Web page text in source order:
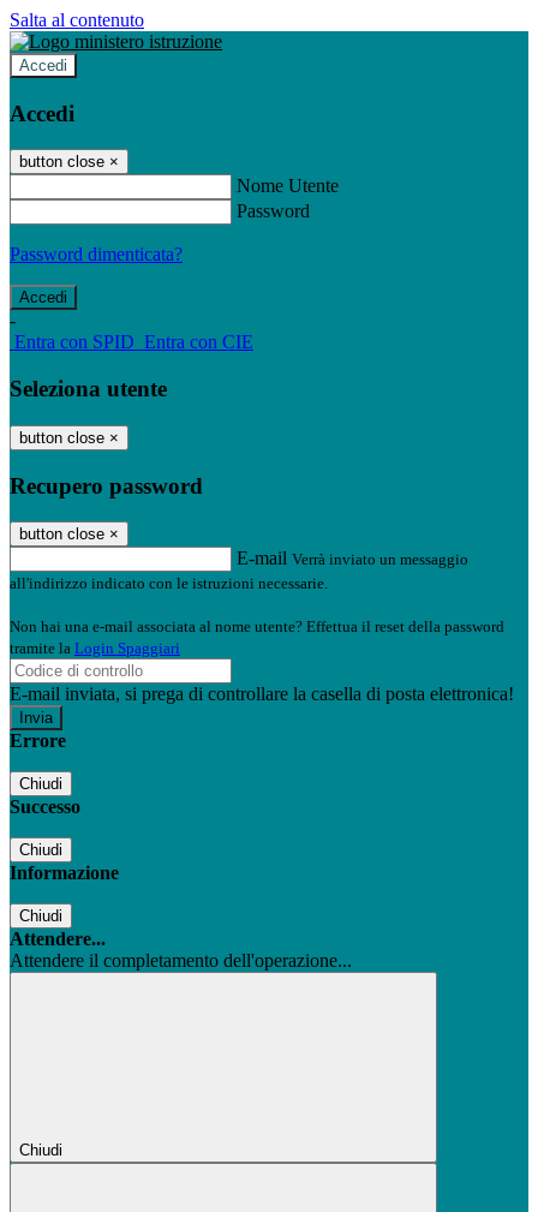
Salta al contenuto
Accedi
Accedi
button close ×
Nome Utente
Password
Password dimenticata?
-
Entra con SPID Entra con CIE
Seleziona utente
button close ×
Recupero password
button close ×
E-mail Verrà inviato un messaggio
all'indirizzo indicato con le istruzioni necessarie.
Non hai una e-mail associata al nome utente? Effettua il reset della password
tramite la Login Spaggiari
E-mail inviata, si prega di controllare la casella di posta elettronica!
Errore
Chiudi
Successo
Chiudi
Informazione
Chiudi
Attendere...
Attendere il completamento dell'operazione...
Chiudi